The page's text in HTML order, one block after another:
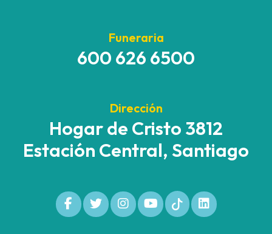
Funeraria
600 626 6500
Dirección
Hogar de Cristo 3812
Estación Central, Santiago